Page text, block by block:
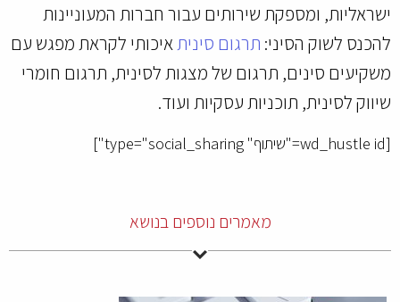
ישראליות, ומספקת שירותים עבור חברות המעוניינות
להכנס לשוק הסיני: תרגום סיניתאיכותי לקראת מפגש עם
משקיעים סינים, תרגום של מצגות לסינית, תרגום חומרי
שיווק לסינית, תוכניות עסקיות ועוד.
[wd_hustle id="שיתוף" type="social_sharing"]
מאמרים נוספים בנושא